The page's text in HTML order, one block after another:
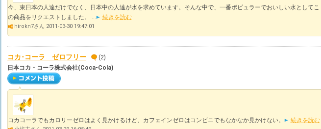
今、東日本の人達だけでなく、日本中の人達が水を求めています。そんな中で、一番ポピュラーでおいしい水としてこ
の商品をリクエストしました。 ...
続きを読む
hirokn7さん 2011-03-30 19:47:01
コカ･コーラ ゼロフリー
(2)
日本コカ・コーラ株式会社(Coca-Cola)
コカコーラでもカロリーゼロはよく見かけるけど、カフェインゼロはコンビニでもなかなか見かけない。 続きを読む